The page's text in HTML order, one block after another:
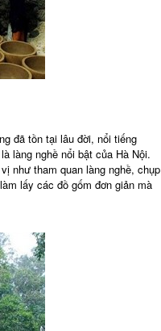
đã tồn tại lâu đời, nổi tiếng
làng nghề nổi bật của Hà Nội.
như tham quan làng nghề, chụp
lấy các đồ gốm đơn giản mà